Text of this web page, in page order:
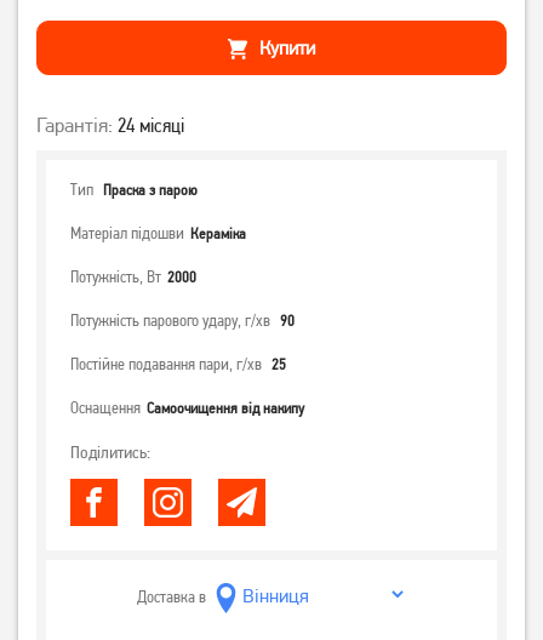
Купити
Гарантія: 24 місяці
Тип Праска з парою
Матеріал підошви Кераміка
Потужність, Вт 2000
Потужність парового удару, г/хв 90
Постійне подавання пари, г/хв 25
Оснащення Самоочищення від накипу
Поділитись:
Доставка в